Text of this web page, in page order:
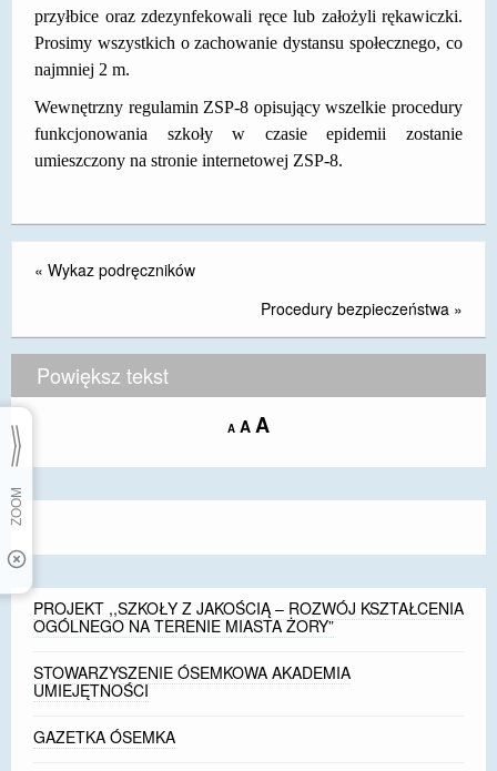
przyłbice oraz zdezynfekowali ręce lub założyli rękawiczki.
Prosimy wszystkich o zachowanie dystansu społecznego, co
najmniej 2 m.
Wewnętrzny regulamin ZSP-8 opisujący wszelkie procedury
funkcjonowania szkoły w czasie epidemii zostanie
umieszczony na stronie internetowej ZSP-8.
« Wykaz podręczników
Procedury bezpieczeństwa »
Powiększ tekst
A Decrease
size.
A Reset
size.
AIncrease
size.
PROJEKT ,,SZKOŁY Z JAKOŚCIĄ – ROZWÓJ KSZTAŁCENIA
OGÓLNEGO NA TERENIE MIASTA ŻORY”
STOWARZYSZENIE ÓSEMKOWA AKADEMIA
UMIEJĘTNOŚCI
GAZETKA ÓSEMKA